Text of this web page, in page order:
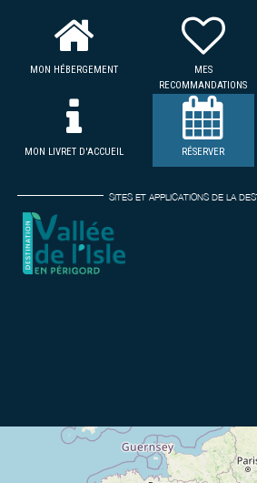
MON HÉBERGEMENT
MES
RECOMMANDATIONS
MON LIVRET D'ACCUEIL RÉSERVER
SITES ET APPLICATIONS DE LA